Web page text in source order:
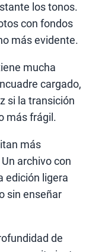
los tonos.
con fondos
más evidente.
mucha
cargado,
si la transición
más frágil.
más
archivo con
edición ligera
sin enseñar
de